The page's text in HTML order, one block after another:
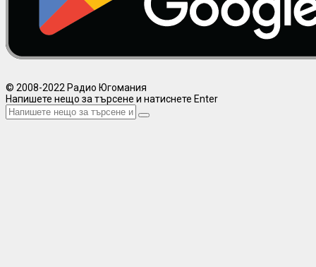
© 2008-2022 Радио Югомания
Напишете нещо за търсене и натиснете Enter